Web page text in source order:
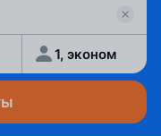
1, эконом